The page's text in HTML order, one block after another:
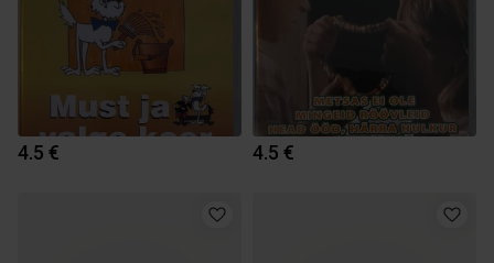
4.5 € 4.5 €